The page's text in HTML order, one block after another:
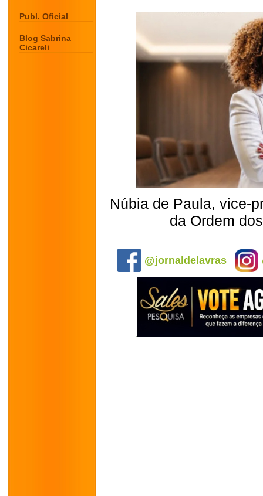
Publ. Oficial
Blog Sabrina
Cicareli
Núbia de Paula, vice-
da Ordem
@jornaldelavras